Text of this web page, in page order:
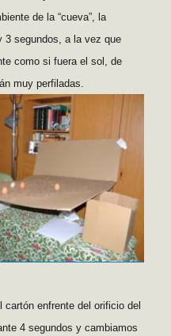
de la “cueva”, la
3 segundos, a la vez que
como si fuera el sol, de
muy perfiladas.
enfrente del orificio del
4 segundos y cambiamos